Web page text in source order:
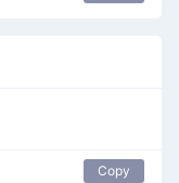
Copy